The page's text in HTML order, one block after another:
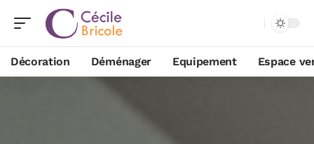
Décoration Déménager Equipement Espace